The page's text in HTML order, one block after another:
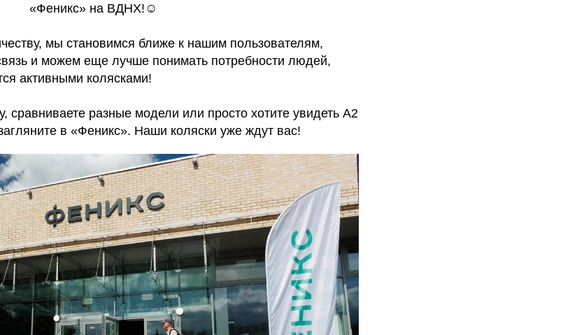
«Феникс» на ВДНХ!☺
мы становимся ближе к нашим пользователям,
и можем еще лучше понимать потребности людей,
активными колясками!
сравниваете разные модели или просто хотите увидеть А2
в «Феникс». Наши коляски уже ждут вас!